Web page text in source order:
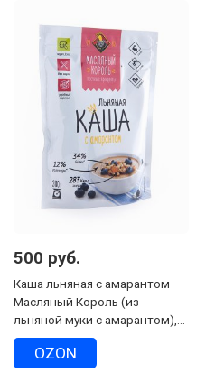
500 руб.
Каша льняная с амарантом
Масляный Король (из
льняной муки с амарантом),
300 г, дой-пак
OZON